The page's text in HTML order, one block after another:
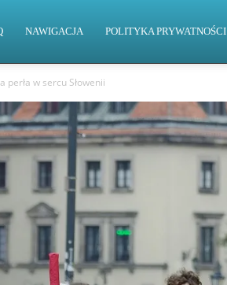
NAWIGACJA POLITYKA PRYWATNOŚCI
w sercu Słowenii